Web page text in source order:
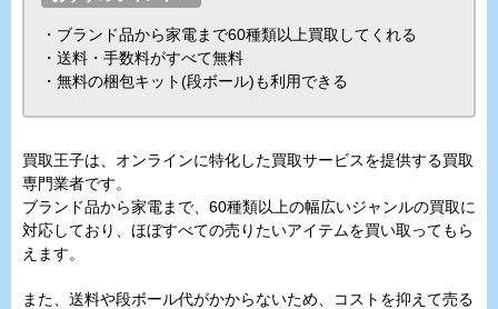
・ブランド品から家電まで60種類以上買取してくれる
・送料・手数料がすべて無料
・無料の梱包キット(段ボール)も利用できる
買取王子は、オンラインに特化した買取サービスを提供する買取
専門業者です。
ブランド品から家電まで、60種類以上の幅広いジャンルの買取に
対応しており、ほぼすべての売りたいアイテムを買い取ってもら
えます。
また、送料や段ボール代がかからないため、コストを抑えて売る